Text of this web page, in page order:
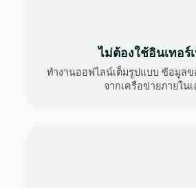
ไม่ต้องใช้อินเทอร์
ทำงานออฟไลน์เต็มรูปแบบ ข้อมูล
จากเครือข่ายภายในเ